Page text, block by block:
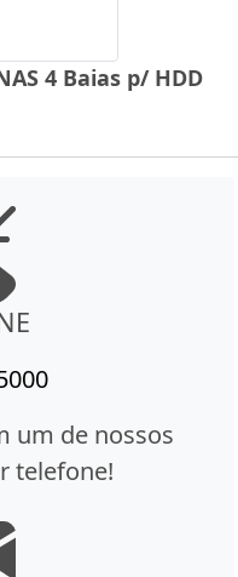
4 Baias p/ HDD
um de nossos
telefone!